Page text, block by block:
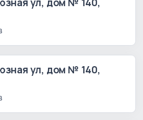
ул, дом № 140,
ул, дом № 140,